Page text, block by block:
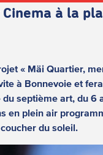
à la
« Mäi Quartier,
à Bonnevoie et
du septième art, du 6
en plein air
du soleil.